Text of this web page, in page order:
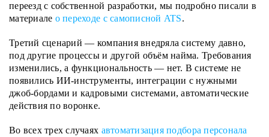
переезд с собственной разработки, мы подробно писали в
материале о переходе с самописной ATS.
Третий сценарий — компания внедряла систему давно,
под другие процессы и другой объём найма. Требования
изменились, а функциональность — нет. В системе не
появились ИИ-инструменты, интеграции с нужными
джоб-бордами и кадровыми системами, автоматические
действия по воронке.
Во всех трех случаях автоматизация подбора персонала